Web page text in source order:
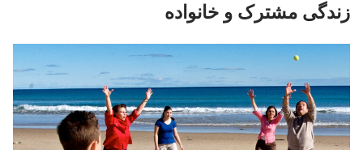
زندگی مشترک و خانواده